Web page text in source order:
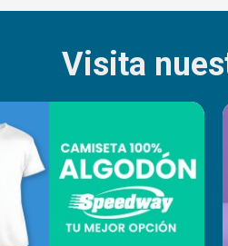
Visita